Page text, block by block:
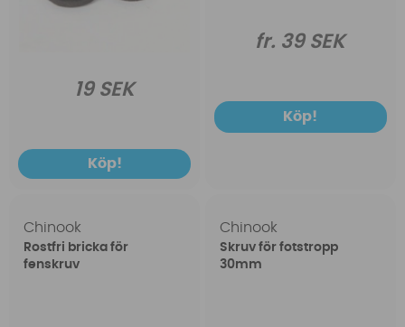
19 SEK
Köp!
fr. 39 SEK
Köp!
Chinook
Rostfri bricka för
fenskruv
Chinook
Skruv för fotstropp
30mm